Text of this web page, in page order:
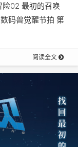
险02 最初的召唤
码兽觉醒节拍 第
阅读全文